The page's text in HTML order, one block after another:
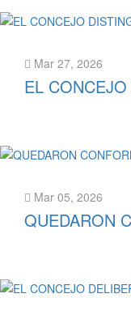
Mar 27, 2026
EL
Mar 05, 2026
QUEDARON